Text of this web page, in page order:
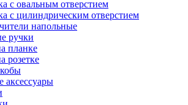
с овальным отверстием
с цилиндрическим отверстием
напольные
ручки
планке
розетке
аксессуары